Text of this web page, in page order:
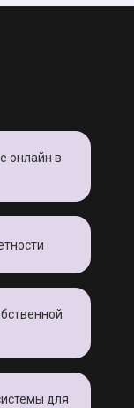
онлайн в
для